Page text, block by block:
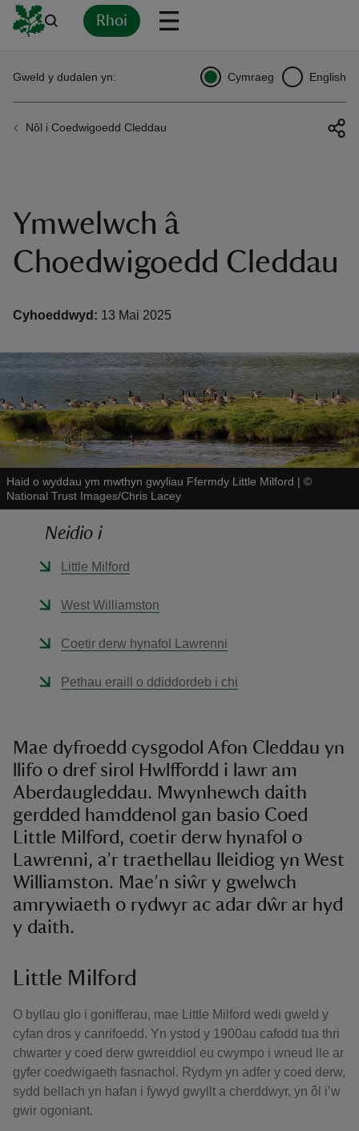
Rhoi
Nôl i Coedwigoedd Cleddau
Gweld y dudalen yn: Cymraeg English
Ymwelwch â
Choedwigoedd Cleddau
Cyhoeddwyd: 13 Mai 2025
Haid o wyddau ym mwthyn gwyliau Ffermdy Little Milford | ©
National Trust Images/Chris Lacey
Neidio i
Little Milford
West Williamston
Coetir derw hynafol Lawrenni
Pethau eraill o ddiddordeb i chi
Mae dyfroedd cysgodol Afon Cleddau yn
llifo o dref sirol Hwlffordd i lawr am
Aberdaugleddau. Mwynhewch daith
gerdded hamddenol gan basio Coed
Little Milford, coetir derw hynafol o
Lawrenni, a’r traethellau lleidiog yn West
Williamston. Mae’n siŵr y gwelwch
amrywiaeth o rydwyr ac adar dŵr ar hyd
y daith.
Little Milford
O byllau glo i gonifferau, mae Little Milford wedi gweld y
cyfan dros y canrifoedd. Yn ystod y 1900au cafodd tua thri
chwarter y coed derw gwreiddiol eu cwympo i wneud lle ar
gyfer coedwigaeth fasnachol. Rydym yn adfer y coed derw,
sydd bellach yn hafan i fywyd gwyllt a cherddwyr, yn ôl i’w
gwir ogoniant.